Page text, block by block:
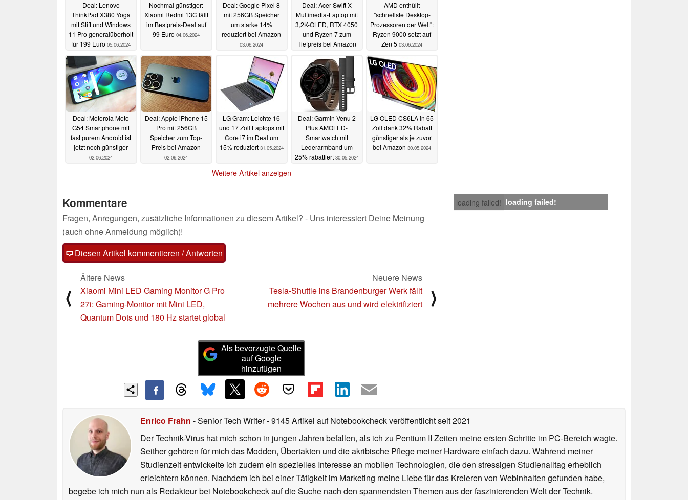
Deal: Lenovo
ThinkPad X380 Yoga
mit Stift und Windows
11 Pro generalüberholt
für 199 Euro 05.06.2024
Nochmal günstiger:
Xiaomi Redmi 13C fällt
im Bestpreis-Deal auf
99 Euro 04.06.2024
Deal: Google Pixel 8
mit 256GB Speicher
um starke 14%
reduziert bei Amazon
03.06.2024
Deal: Acer Swift X
Multimedia-Laptop mit
3,2K-OLED, RTX 4050
und Ryzen 7 zum
Tiefpreis bei Amazon
AMD enthüllt
"schnellste Desktop-
Prozessoren der Welt":
Ryzen 9000 setzt auf
Zen 5 03.06.2024
Deal: Motorola Moto
G54 Smartphone mit
fast purem Android ist
jetzt noch günstiger
02.06.2024
Deal: Apple iPhone 15
Pro mit 256GB
Speicher zum Top-
Preis bei Amazon
02.06.2024
LG Gram: Leichte 16
und 17 Zoll Laptops mit
Core i7 im Deal um
15% reduziert 31.05.2024
Deal: Garmin Venu 2
Plus AMOLED-
Smartwatch mit
Lederarmband um
25% rabattiert 30.05.2024
LG OLED CS6LA in 65
Zoll dank 32% Rabatt
günstiger als je zuvor
bei Amazon 30.05.2024
Weitere Artikel anzeigen
loading failed! loading failed!
Kommentare
Fragen, Anregungen, zusätzliche Informationen zu diesem Artikel? - Uns interessiert Deine Meinung
(auch ohne Anmeldung möglich)!
Diesen Artikel kommentieren / Antworten
⟨
Ältere News
Xiaomi Mini LED Gaming Monitor G Pro
27i: Gaming-Monitor mit Mini LED,
Quantum Dots und 180 Hz startet global
Neuere News
Tesla-Shuttle ins Brandenburger Werk fällt
mehrere Wochen aus und wird elektrifiziert
⟩
Als bevorzugte Quelle
auf Google
hinzufügen
Enrico Frahn - Senior Tech Writer- 9145 Artikel auf Notebookcheck veröffentlichtseit 2021
Der Technik-Virus hat mich schon in jungen Jahren befallen, als ich zu Pentium II Zeiten meine ersten Schritte im PC-Bereich wagte.
Seither gehören für mich das Modden, Übertakten und die akribische Pflege meiner Hardware einfach dazu. Während meiner
Studienzeit entwickelte ich zudem ein spezielles Interesse an mobilen Technologien, die den stressigen Studienalltag erheblich
erleichtern können. Nachdem ich bei einer Tätigkeit im Marketing meine Liebe für das Kreieren von Webinhalten gefunden habe,
begebe ich mich nun als Redakteur bei Notebookcheck auf die Suche nach den spannendsten Themen aus der faszinierenden Welt der Technik.